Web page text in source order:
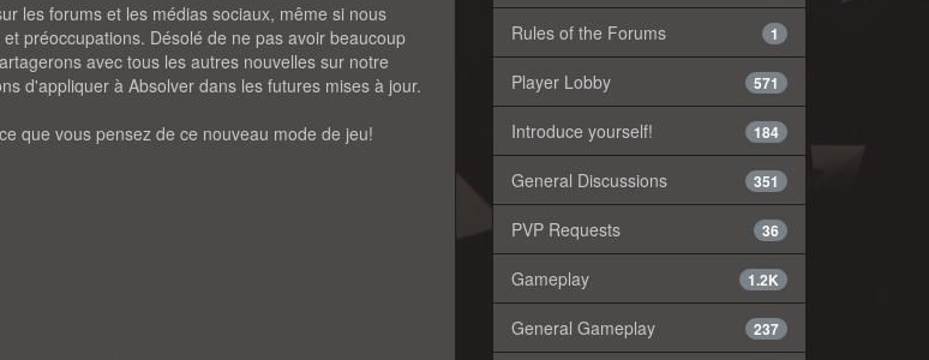
les forums et les médias sociaux, même si nous
préoccupations. Désolé de ne pas avoir beaucoup
avec tous les autres nouvelles sur notre
d'appliquer à Absolver dans les futures mises à jour.
que vous pensez de ce nouveau mode de jeu!
1
Rules of the Forums
571
Player Lobby
184
Introduce yourself!
351
General Discussions
36
PVP Requests
1.2K
Gameplay
237
General Gameplay